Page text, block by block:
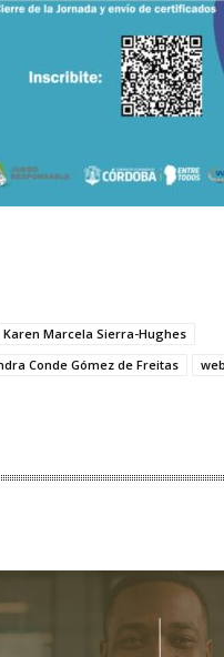
Karen Marcela Sierra-Hughes
Conde Gómez de Freitas